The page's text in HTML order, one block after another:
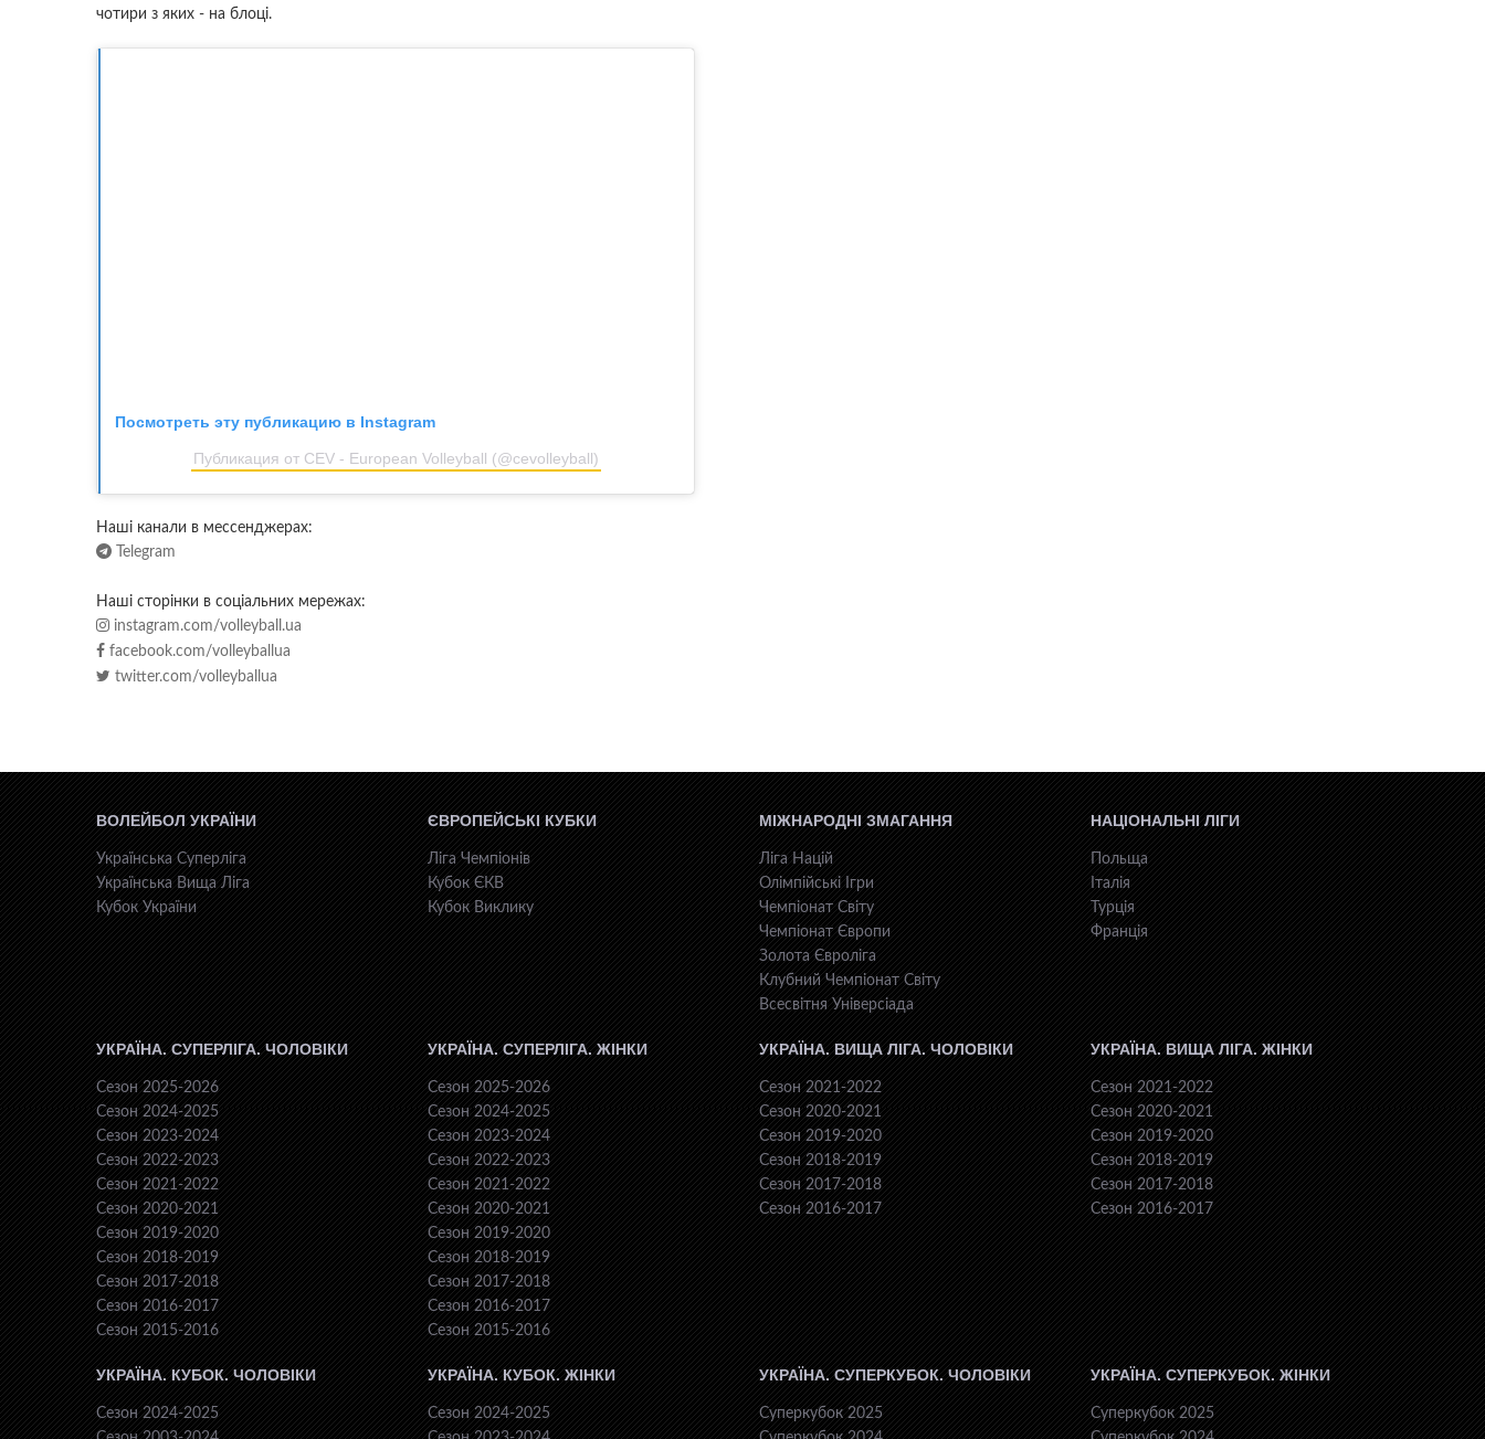
чотири з яких - на блоці.
Посмотреть эту публикацию в Instagram
Публикация от CEV - European Volleyball (@cevolleyball)
Наші канали в мессенджерах:
Telegram
Наші сторінки в соціальних мережах:
instagram.com/volleyball.ua
facebook.com/volleyballua
twitter.com/volleyballua
ВОЛЕЙБОЛ УКРАЇНИ
Українська Суперліга
Українська Вища Ліга
Кубок України
ЄВРОПЕЙСЬКІ КУБКИ
Ліга Чемпіонів
Кубок ЄКВ
Кубок Виклику
МІЖНАРОДНІ ЗМАГАННЯ
Ліга Націй
Олімпійські Ігри
Чемпіонат Світу
Чемпіонат Європи
Золота Євроліга
Клубний Чемпіонат Світу
Всесвiтня Унiверсiaда
НАЦІОНАЛЬНІ ЛІГИ
Польща
Італія
Турція
Франція
УКРАЇНА. СУПЕРЛІГА. ЧОЛОВІКИ
Сезон 2025-2026
Сезон 2024-2025
Сезон 2023-2024
Сезон 2022-2023
Сезон 2021-2022
Сезон 2020-2021
Сезон 2019-2020
Сезон 2018-2019
Сезон 2017-2018
Сезон 2016-2017
Сезон 2015-2016
УКРАЇНА. СУПЕРЛІГА. ЖІНКИ
Сезон 2025-2026
Сезон 2024-2025
Сезон 2023-2024
Сезон 2022-2023
Сезон 2021-2022
Сезон 2020-2021
Сезон 2019-2020
Сезон 2018-2019
Сезон 2017-2018
Сезон 2016-2017
Сезон 2015-2016
УКРАЇНА. ВИЩА ЛІГА. ЧОЛОВІКИ
Сезон 2021-2022
Сезон 2020-2021
Сезон 2019-2020
Сезон 2018-2019
Сезон 2017-2018
Сезон 2016-2017
УКРАЇНА. ВИЩА ЛІГА. ЖІНКИ
Сезон 2021-2022
Сезон 2020-2021
Сезон 2019-2020
Сезон 2018-2019
Сезон 2017-2018
Сезон 2016-2017
УКРАЇНА. КУБОК. ЧОЛОВІКИ
Сезон 2024-2025
УКРАЇНА. КУБОК. ЖІНКИ
Сезон 2024-2025
УКРАЇНА. СУПЕРКУБОК. ЧОЛОВІКИ
Суперкубок 2025
УКРАЇНА. СУПЕРКУБОК. ЖІНКИ
Суперкубок 2025